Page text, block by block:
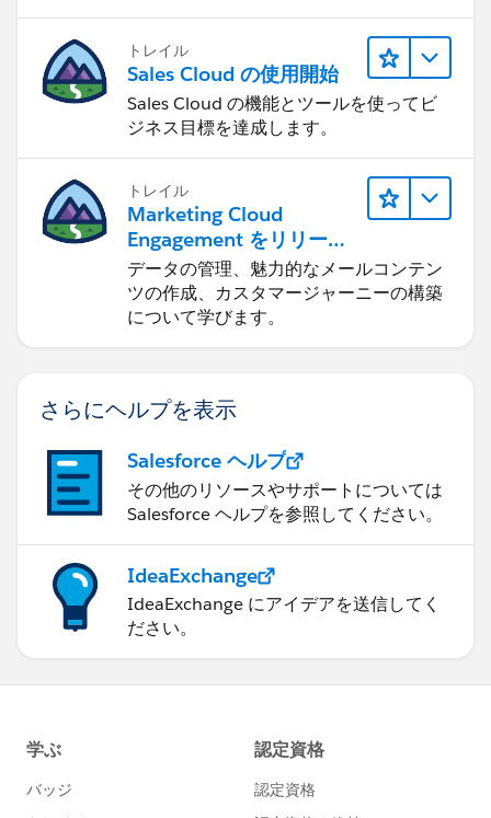
トレイル
Sales Cloud の使用開始
Sales Cloud の機能とツールを使ってビ
ジネス目標を達成します。
トレイル
Marketing Cloud
Engagement をリリース
する
データの管理、魅力的なメールコンテン
ツの作成、カスタマージャーニーの構築
について学びます。
さらにヘルプを表示
Salesforce ヘルプ
その他のリソースやサポートについては
Salesforce ヘルプを参照してください。
IdeaExchange
IdeaExchange にアイデアを送信してく
ださい。